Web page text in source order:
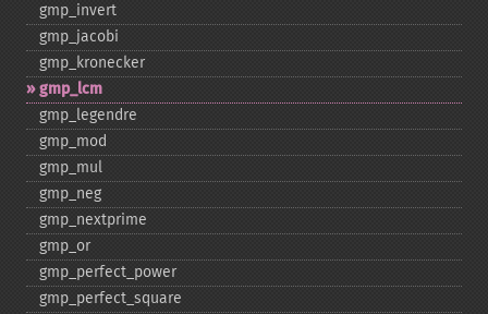
gmp_​invert
gmp_​jacobi
gmp_​kronecker
gmp_​lcm
gmp_​legendre
gmp_​mod
gmp_​mul
gmp_​neg
gmp_​nextprime
gmp_​or
gmp_​perfect_​power
gmp_​perfect_​square